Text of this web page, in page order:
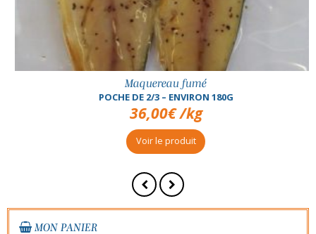
Maquereau fumé
POCHE DE 2/3 – ENVIRON 180G
36,00€/kg
Voir le produit
MON PANIER